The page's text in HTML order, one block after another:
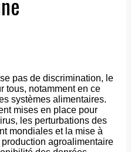
pas de discrimination, le
tous, notamment en ce
systèmes alimentaires.
mises en place pour
les perturbations des
mondiales et la mise à
production agroalimentaire